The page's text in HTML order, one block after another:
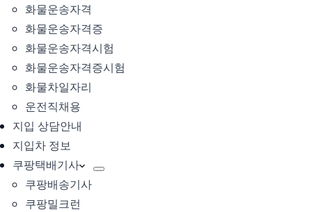
화물운송자격
화물운송자격증
화물운송자격시험
화물운송자격증시험
화물차일자리
운전직채용
지입 상담안내
지입차 정보
쿠팡택배기사
쿠팡배송기사
쿠팡밀크런